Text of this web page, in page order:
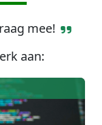
mee!
aan: